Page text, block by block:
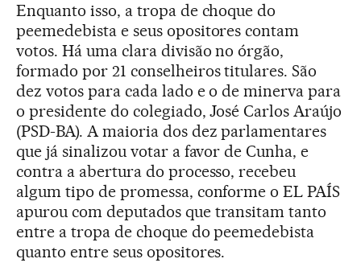
Enquanto isso, a tropa de choque do
peemedebista e seus opositores contam
votos. Há uma clara divisão no órgão,
formado por 21 conselheiros titulares. São
dez votos para cada lado e o de minerva para
o presidente do colegiado, José Carlos Araújo
(PSD-BA). A maioria dos dez parlamentares
que já sinalizou votar a favor de Cunha, e
contra a abertura do processo, recebeu
algum tipo de promessa, conforme o EL PAÍS
apurou com deputados que transitam tanto
entre a tropa de choque do peemedebista
quanto entre seus opositores.